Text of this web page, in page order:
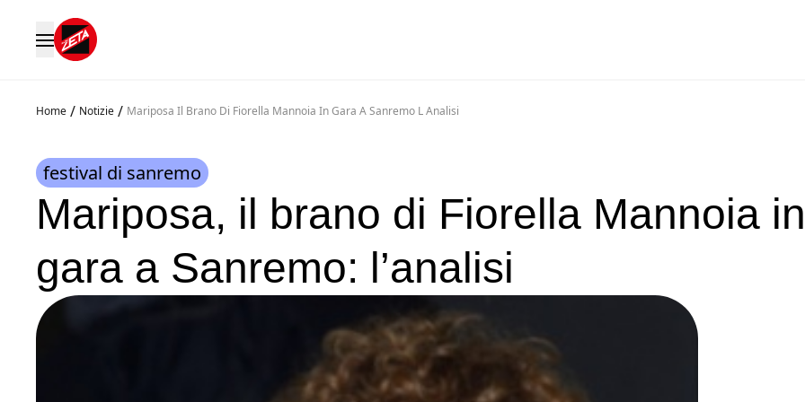
Home / Notizie / Mariposa Il Brano Di Fiorella Mannoia In Gara A Sanremo L Analisi
festival di sanremo
Mariposa, il brano di Fiorella Mannoia in
gara a Sanremo: l’analisi